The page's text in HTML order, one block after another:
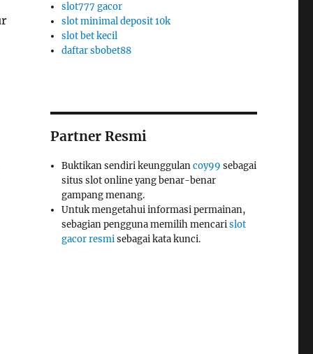
slot777 gacor
slot minimal deposit 10k
slot bet kecil
daftar sbobet88
Partner Resmi
Buktikan sendiri keunggulancoy99 sebagai
situs slot online yang benar-benar
gampang menang.
Untuk mengetahui informasi permainan,
sebagian pengguna memilih mencarislot
gacor resmisebagai kata kunci.